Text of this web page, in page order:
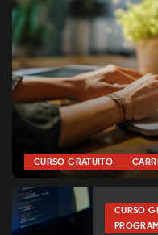
CURSO GRATUITO
Posted
by
por
CURSO